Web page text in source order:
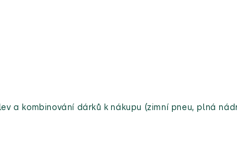
a kombinování dárků k nákupu (zimní pneu, plná